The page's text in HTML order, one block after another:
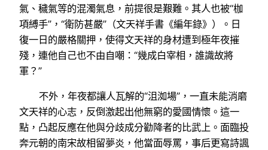
氣、穢氣等的混濁氣息，前提很是艱難。其人也被“枷
項縛手”，“衛防甚嚴”（文天祥手書《編年錄》）。日
復一日的嚴格關押，使得文天祥的身材遭到極年夜摧
殘，連他自己也不由自嘲：“幾成白宰相，誰識故將
軍？”
不外，年夜都讓人瓦解的“沮洳場”，一直未能消磨
文天祥的心志，反倒激起出他無窮的愛國情懷。這一
點，凸起反應在他與分歧成分勸降者的比武上。面臨投
奔元朝的南宋故相留夢炎，他當面辱罵，事后更寫詩諷